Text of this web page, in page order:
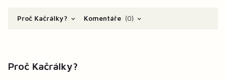
Proč Kačrálky? Komentáře 0
Proč Kačrálky?